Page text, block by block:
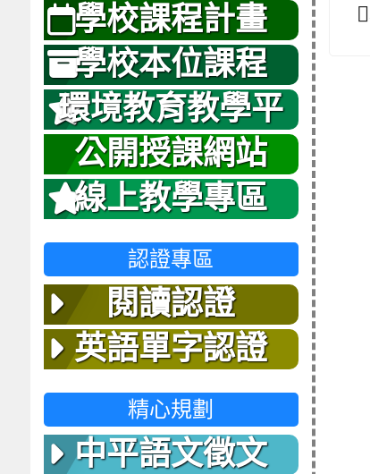
學校課程計畫
學校本位課程
環境教育教學平
台
公開授課網站
線上教學專區
認證專區
閱讀認證
英語單字認證
精心規劃
中平語文徵文